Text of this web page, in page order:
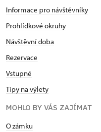
Informace pro návštěvníky
Prohlídkové okruhy
Návštěvní doba
Rezervace
Vstupné
Tipy na výlety
MOHLO BY VÁS ZAJÍMAT
O zámku